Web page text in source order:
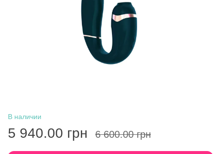
В наличии
5 940.00 грн 6 600.00 грн